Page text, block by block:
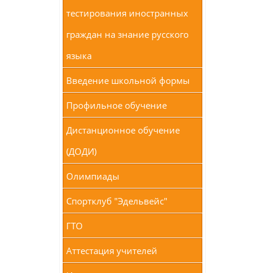
тестирования иностранных
граждан на знание русского
языка
Введение школьной формы
Профильное обучение
Дистанционное обучение
(ДОДИ)
Олимпиады
Спортклуб "Эдельвейс"
ГТО
Аттестация учителей